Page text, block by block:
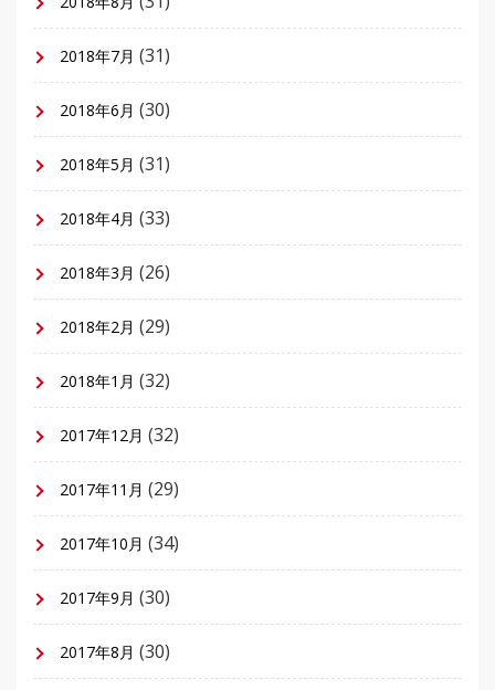
2018年7月 (31)
2018年6月 (30)
2018年5月 (31)
2018年4月 (33)
2018年3月 (26)
2018年2月 (29)
2018年1月 (32)
2017年12月 (32)
2017年11月 (29)
2017年10月 (34)
2017年9月 (30)
2017年8月 (30)